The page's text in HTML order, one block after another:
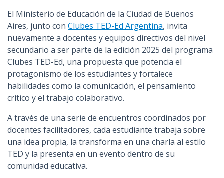
El Ministerio de Educación de la Ciudad de Buenos
Aires, junto con Clubes TED-Ed Argentina, invita
nuevamente a docentes y equipos directivos del nivel
secundario a ser parte de la edición 2025 del programa
Clubes TED-Ed, una propuesta que potencia el
protagonismo de los estudiantes y fortalece
habilidades como la comunicación, el pensamiento
crítico y el trabajo colaborativo.
A través de una serie de encuentros coordinados por
docentes facilitadores, cada estudiante trabaja sobre
una idea propia, la transforma en una charla al estilo
TED y la presenta en un evento dentro de su
comunidad educativa.